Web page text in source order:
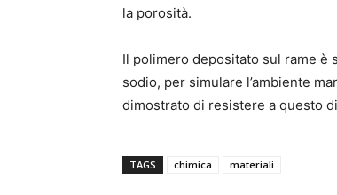
la porosità.
Il polimero depositato sul rame è
sodio, per simulare l’ambiente
dimostrato di resistere a questo
TAGS chimica materiali